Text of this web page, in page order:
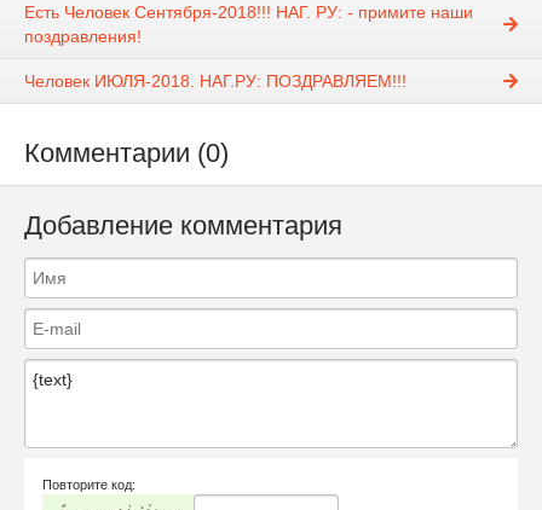
Есть Человек Сентября-2018!!! НАГ. РУ: - примите наши
поздравления!
Человек ИЮЛЯ-2018. НАГ.РУ: ПОЗДРАВЛЯЕМ!!!
Комментарии (0)
Добавление комментария
Повторите код: